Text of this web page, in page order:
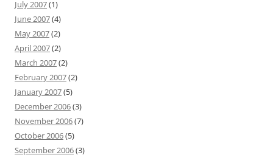
July 2007(1)
June 2007(4)
May 2007(2)
April 2007(2)
March 2007(2)
February 2007(2)
January 2007(5)
December 2006(3)
November 2006(7)
October 2006(5)
September 2006(3)